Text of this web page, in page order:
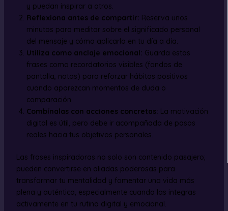
y puedan inspirar a otros.
Reflexiona antes de compartir: Reserva unos
minutos para meditar sobre el significado personal
del mensaje y cómo aplicarlo en tu día a día.
Utiliza como anclaje emocional: Guarda estas
frases como recordatorios visibles (fondos de
pantalla, notas) para reforzar hábitos positivos
cuando aparezcan momentos de duda o
comparación.
Combínalas con acciones concretas: La motivación
digital es útil, pero debe ir acompañada de pasos
reales hacia tus objetivos personales.
Las frases inspiradoras no solo son contenido pasajero;
pueden convertirse en aliadas poderosas para
transformar tu mentalidad y fomentar una vida más
plena y auténtica, especialmente cuando las integras
activamente en tu rutina digital y emocional.